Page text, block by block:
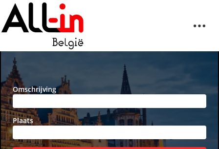
Omschrijving
Plaats